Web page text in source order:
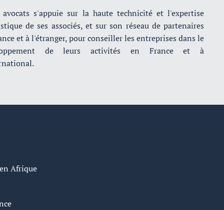
avocats s'appuie sur la haute technicité et l'expertise
de ses associés, et sur son réseau de partenaires
et à l'étranger, pour conseiller les entreprises dans le
de leurs activités en France et à
Afrique